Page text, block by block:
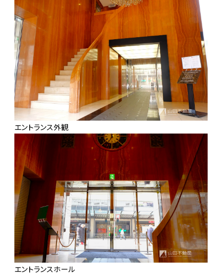
保
有・
管理
物件
エントランス外観
エントランスホール